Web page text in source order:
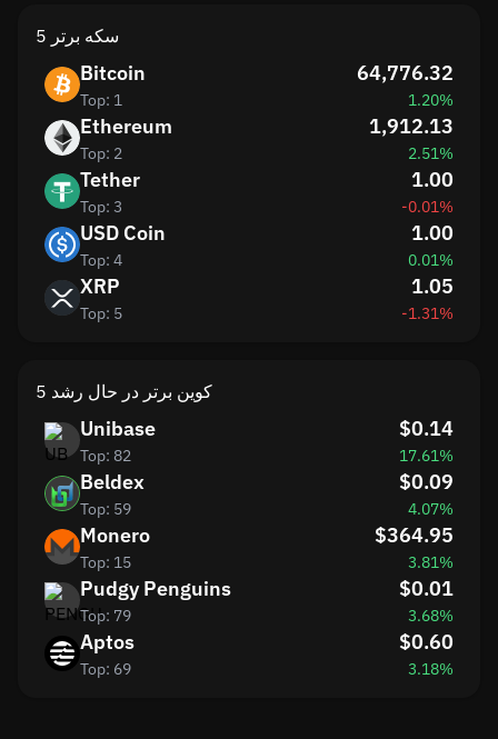
5 سکه برتر
Bitcoin
Top: 1
64,776.32
1.20%
Ethereum
Top: 2
1,912.13
2.51%
Tether
Top: 3
1.00
-0.01%
USD Coin
Top: 4
1.00
0.01%
XRP
Top: 5
1.05
-1.31%
5 کوین برتر در حال رشد
Unibase
Top: 82
$0.14
17.61%
Beldex
Top: 59
$0.09
4.07%
Monero
Top: 15
$364.95
3.81%
Pudgy Penguins
Top: 79
$0.01
3.68%
Aptos
Top: 69
$0.60
3.18%